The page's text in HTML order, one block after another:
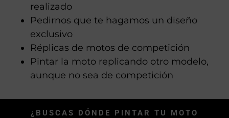
realizado
Pedirnos que te hagamos un diseño
exclusivo
Réplicas de motos de competición
Pintar la moto replicando otro modelo,
aunque no sea de competición
¿BUSCAS DÓNDE PINTAR TU MOTO